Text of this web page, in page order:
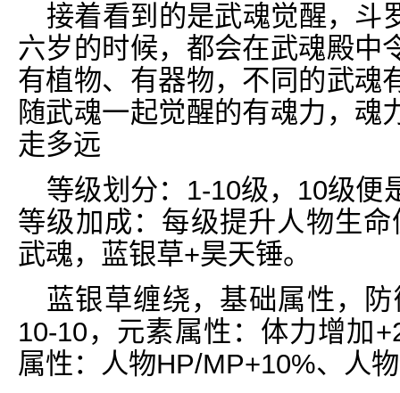
接着看到的是武魂觉醒，斗
六岁的时候，都会在武魂殿中
有植物、有器物，不同的武魂
随武魂一起觉醒的有魂力，魂
走多远
等级划分：1-10级，10级便
等级加成：每级提升人物生
武魂，蓝银草+昊天锤。
蓝银草缠绕，基础属性，
10-10，元素属性：体力增加
属性：人物HP/MP+10%、人